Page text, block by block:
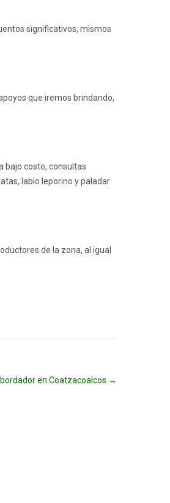
significativos, mismos
que iremos brindando,
bajo costo, consultas
labio leporino y paladar
de la zona, al igual
en Coatzacoalcos →